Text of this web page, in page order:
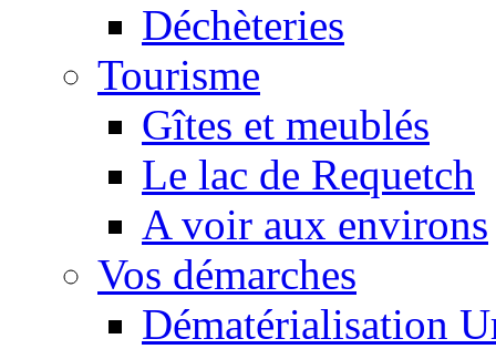
Déchèteries
Tourisme
Gîtes et meublés
Le lac de Requetch
A voir aux environs
Vos démarches
Dématérialisation